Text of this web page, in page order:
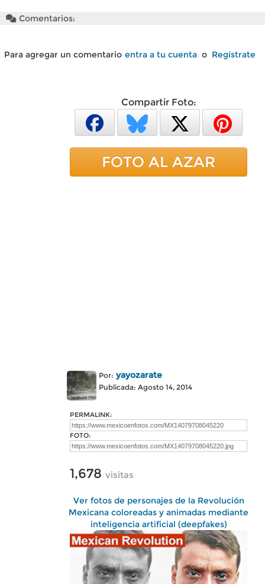
Comentarios:
Para agregar un comentario entra a tu cuenta o Regístrate
Compartir Foto:
FOTO AL AZAR
Por: yayozarate
Publicada: Agosto 14, 2014
PERMALINK:
FOTO:
1,678 visitas
Ver fotos de personajes de la Revolución
Mexicana coloreadas y animadas mediante
inteligencia artificial (deepfakes)